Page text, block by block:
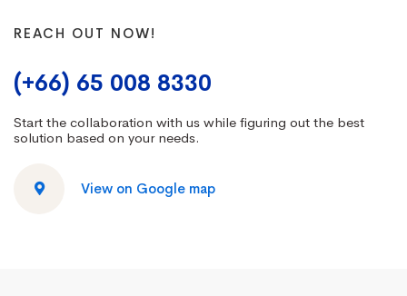
REACH OUT NOW!
(+66) 65 008 8330
Start the collaboration with us while figuring out the best
solution based on your needs.
View on Google map